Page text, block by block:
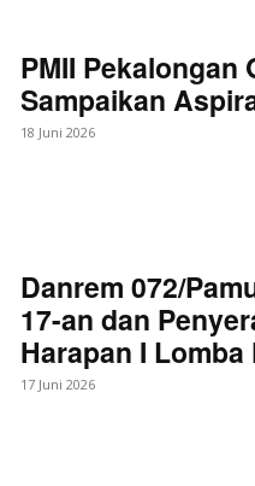
PMII Pekalongan
Sampaikan
18 Juni 2026
Danrem 072/
17-an dan
Harapan I
17 Juni 2026